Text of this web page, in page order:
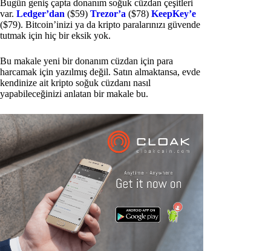
Bugün geniş çapta donanım soğuk cüzdan çeşitleri
var. Ledger’dan ($59) Trezor’a ($78) KeepKey’e
($79). Bitcoin’inizi ya da kripto paralarınızı güvende
tutmak için hiç bir eksik yok.
Bu makale yeni bir donanım cüzdan için para
harcamak için yazılmış değil. Satın almaktansa, evde
kendinize ait kripto soğuk cüzdanı nasıl
yapabileceğinizi anlatan bir makale bu.